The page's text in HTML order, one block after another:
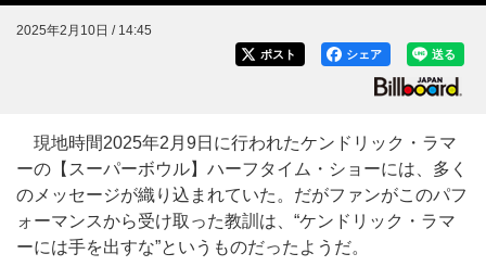
2025年2月10日 / 14:45
送る
シェア
ポスト
現地時間2025年2月9日に行われたケンドリック・ラマ
ーの【スーパーボウル】ハーフタイム・ショーには、多く
のメッセージが織り込まれていた。だがファンがこのパフ
ォーマンスから受け取った教訓は、“ケンドリック・ラマ
ーには手を出すな”というものだったようだ。